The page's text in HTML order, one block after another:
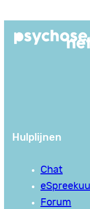
Hulplijnen
Chat
Forum